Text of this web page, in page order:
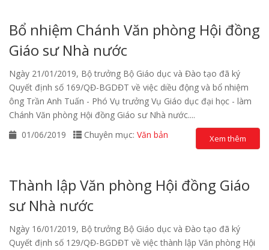
Bổ nhiệm Chánh Văn phòng Hội đồng
Giáo sư Nhà nước
Ngày 21/01/2019, Bộ trưởng Bộ Giáo dục và Đào tạo đã ký
Quyết định số 169/QĐ-BGDĐT về việc diều động và bổ nhiệm
ông Trần Anh Tuấn - Phó Vụ trưởng Vụ Giáo dục đại học - làm
Chánh Văn phòng Hội đồng Giáo sư Nhà nước....
01/06/2019
Chuyên mục: Văn bản Xem thêm
Thành lập Văn phòng Hội đồng Giáo
sư Nhà nước
Ngày 16/01/2019, Bộ trưởng Bộ Giáo dục và Đào tạo đã ký
Quyết định số 129/QĐ-BGDĐT về việc thành lập Văn phòng Hội